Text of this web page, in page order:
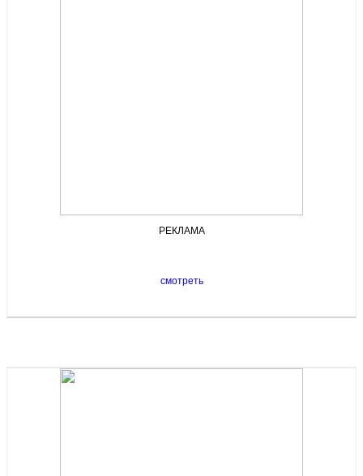
РЕКЛАМА
смотреть